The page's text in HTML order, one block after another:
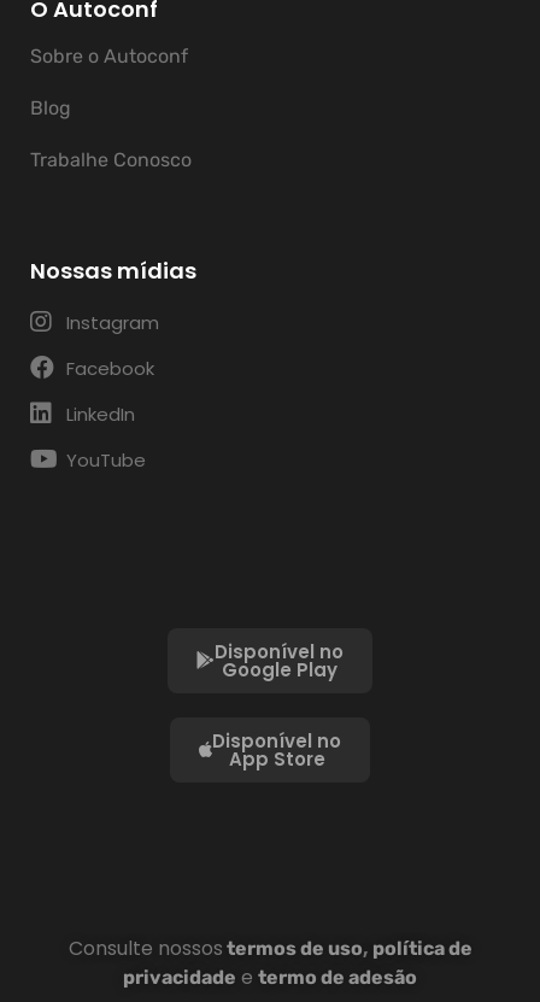
O Autoconf
Sobre o Autoconf
Blog
Trabalhe Conosco
Nossas mídias
Instagram
Facebook
LinkedIn
YouTube
Disponível no
Google Play
Disponível no
App Store
Consulte nossos termos de uso, política de
privacidade e termo de adesão